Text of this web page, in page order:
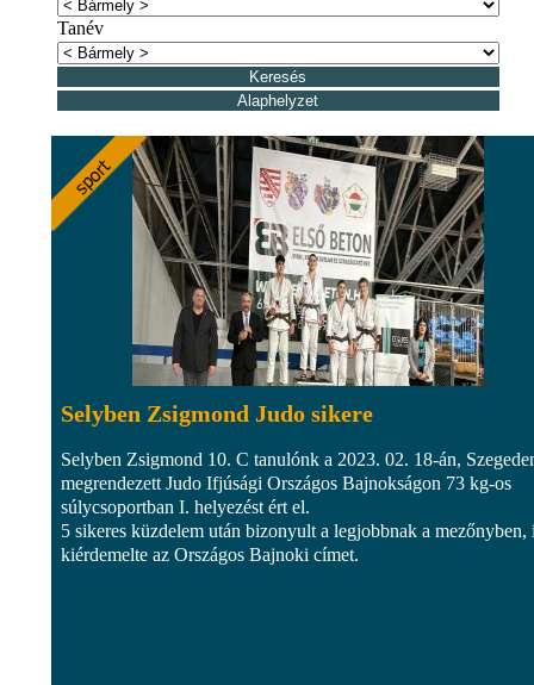
Tanév
Selyben Zsigmond Judo sikere
Selyben Zsigmond 10. C tanulónk a 2023. 02. 18-án,
megrendezett Judo Ifjúsági Országos Bajnokságon 73 kg-os
súlycsoportban I. helyezést ért el.
5 sikeres küzdelem után bizonyult a legjobbnak a mezőnyben,
kiérdemelte az Országos Bajnoki címet.